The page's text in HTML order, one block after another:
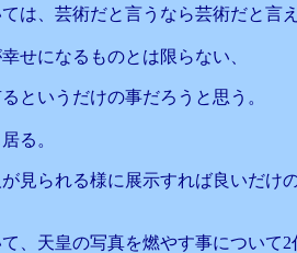
は、芸術だと言うなら芸術だと言
せになるものとは限らない、
というだけの事だろうと思う。
る。
見られる様に展示すれば良いだけ
、天皇の写真を燃やす事について